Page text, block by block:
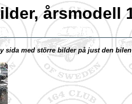
årsmodell
sida med större bilder på just den